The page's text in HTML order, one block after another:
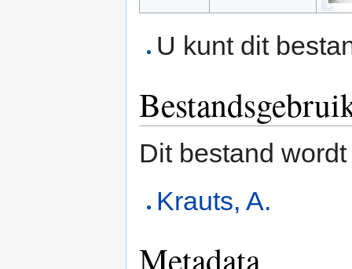
U kunt dit
Dit bestand
Krauts, A.
Metadata